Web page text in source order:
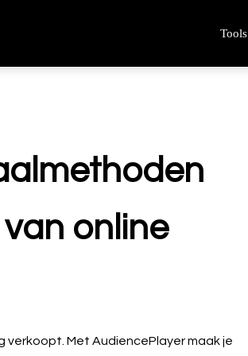
Tools
online
verkoopt. Met AudiencePlayer maak je